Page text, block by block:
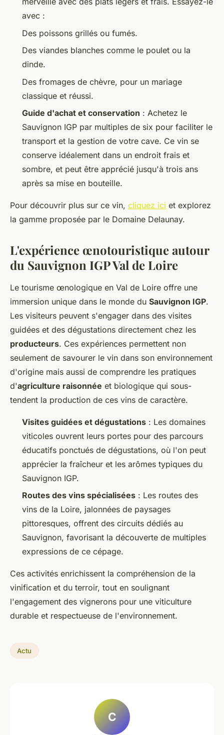
avec :
Des poissons grillés ou fumés.
Des viandes blanches comme le poulet ou la
dinde.
Des fromages de chèvre, pour un mariage
classique et réussi.
Guide d'achat et conservation : Achetez le
Sauvignon IGP par multiples de six pour faciliter le
transport et la gestion de votre cave. Ce vin se
conserve idéalement dans un endroit frais et
sombre, et peut être apprécié jusqu'à trois ans
après sa mise en bouteille.
Pour découvrir plus sur ce vin, cliquez ici et explorez
la gamme proposée par le Domaine Delaunay.
L'expérience œnotouristique autour
du Sauvignon IGP Val de Loire
Le tourisme œnologique en Val de Loire offre une
immersion unique dans le monde du Sauvignon IGP.
Les visiteurs peuvent s'engager dans des visites
guidées et des dégustations directement chez les
producteurs. Ces expériences permettent non
seulement de savourer le vin dans son environnement
d'origine mais aussi de comprendre les pratiques
d'agriculture raisonnée et biologique qui sous-
tendent la production de ces vins de caractère.
Visites guidées et dégustations : Les domaines
viticoles ouvrent leurs portes pour des parcours
éducatifs ponctués de dégustations, où l'on peut
apprécier la fraîcheur et les arômes typiques du
Sauvignon IGP.
Routes des vins spécialisées : Les routes des
vins de la Loire, jalonnées de paysages
pittoresques, offrent des circuits dédiés au
Sauvignon, favorisant la découverte de multiples
expressions de ce cépage.
Ces activités enrichissent la compréhension de la
vinification et du terroir, tout en soulignant
l'engagement des vignerons pour une viticulture
durable et respectueuse de l'environnement.
Actu
C